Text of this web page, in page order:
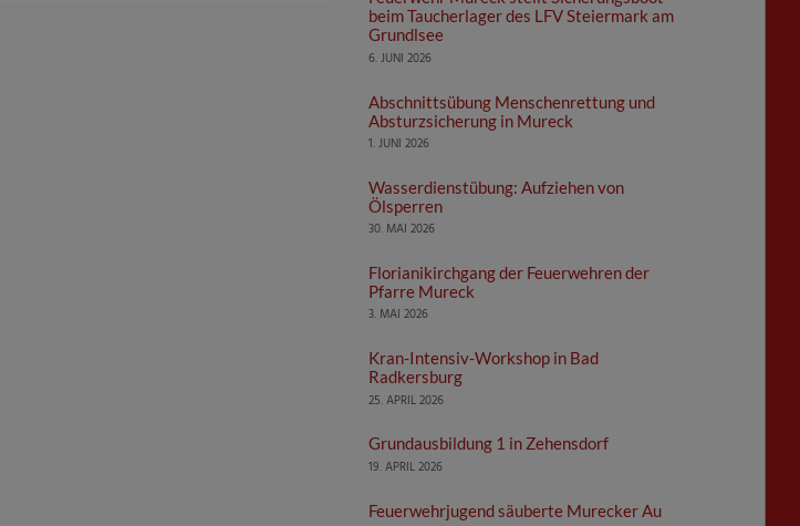
beim Taucherlager des LFV Steiermark am
Grundlsee
6. JUNI 2026
Abschnittsübung Menschenrettung und
Absturzsicherung in Mureck
1. JUNI 2026
Wasserdienstübung: Aufziehen von
Ölsperren
30. MAI 2026
Florianikirchgang der Feuerwehren der
Pfarre Mureck
3. MAI 2026
Kran-Intensiv-Workshop in Bad
Radkersburg
25. APRIL 2026
Grundausbildung 1 in Zehensdorf
19. APRIL 2026
Feuerwehrjugend säuberte Murecker Au